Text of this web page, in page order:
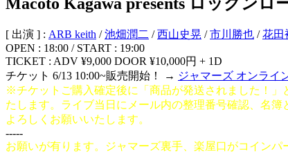
[ 出演 ] : ARB keith /池畑潤二 / 西山史晃 /市川勝也 /花田
OPEN : 18:00 / START : 19:00
TICKET : ADV ¥9,000 DOOR ¥10,000円 + 1D
チケット 6/13 10:00~販売開始！ → ジャマーズ オンライ
※チケットご購入確定後に「商品が発送されました！
たします。ライブ当日にメール内の整理番号確認、名
よろしくお願いいたします。
-----
お願いが有ります。ジャマーズ裏手、楽屋口がコイン